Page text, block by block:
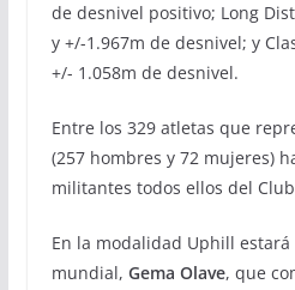
de desnivel positivo; Long
y +/-1.967m de desnivel; y
+/- 1.058m de desnivel.
Entre los 329 atletas que
(257 hombres y 72 mujeres)
militantes todos ellos del
En la modalidad Uphill
mundial, Gema Olave, que